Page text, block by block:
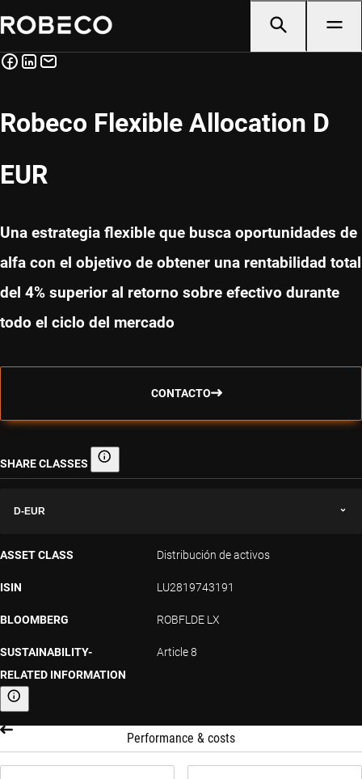
Robeco Flexible Allocation D
EUR
Una estrategia flexible que busca oportunidades de
alfa con el objetivo de obtener una rentabilidad total
del 4% superior al retorno sobre efectivo durante
todo el ciclo del mercado
CONTACTO
SHARE CLASSES Share classes
D-EUR
ASSET CLASS Distribución de activos
ISIN LU2819743191
BLOOMBERG ROBFLDE LX
SUSTAINABILITY-
RELATED INFORMATION
Sustainability-related information
Article 8
Performance & costs